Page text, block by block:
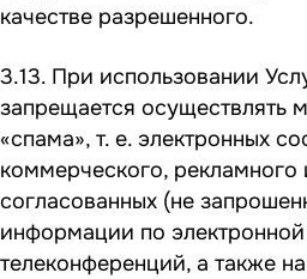
качестве разрешенного.
3.13. При использовании
запрещается осуществлять
«спама», т. е. электронных
коммерческого, рекламного
согласованных (не
информации по
телеконференций, а также